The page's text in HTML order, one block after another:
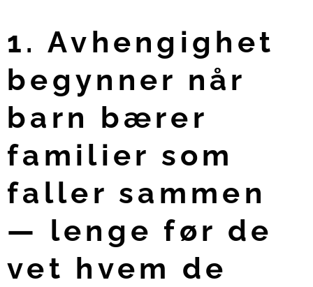
1. Avhengighet
begynner når
barn bærer
familier som
faller sammen
— lenge før de
vet hvem de